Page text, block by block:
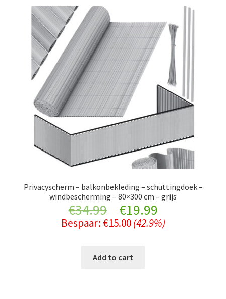
Privacyscherm – balkonbekleding – schuttingdoek –
windbescherming – 80×300 cm – grijs
€34.99
Original
price
was:
€19.99Current
price
Bespaar: €15.00 (42.9%)
Add to cart